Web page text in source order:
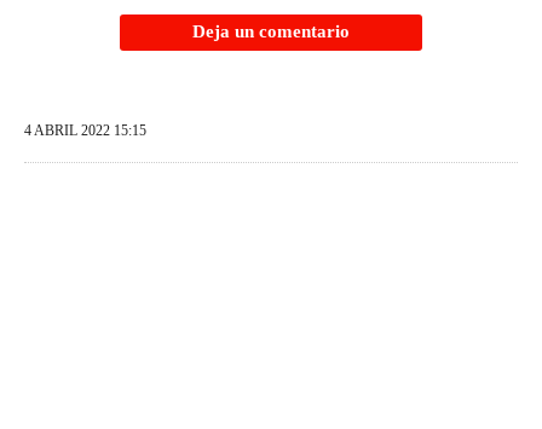
Deja un comentario
4 ABRIL 2022 15:15